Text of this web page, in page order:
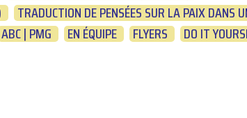
TRADUCTION DE PENSÉES SUR LA PAIX DANS
ABC | PMG EN ÉQUIPE FLYERS DO IT